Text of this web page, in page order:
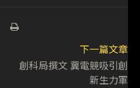
下一篇文章
創科局撰文 冀電競吸引創
新生力軍